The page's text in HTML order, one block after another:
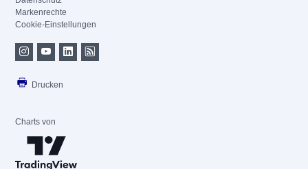
Markenrechte
Cookie-Einstellungen
Drucken
Charts von